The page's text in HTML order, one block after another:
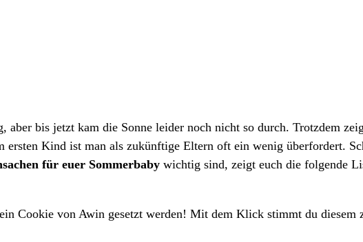
aber bis jetzt kam die Sonne leider noch nicht so durch. Trotzdem
ersten Kind ist man als zukünftige Eltern oft ein wenig überfordert.
für euer Sommerbaby wichtig sind, zeigt euch die folgende
Cookie von Awin gesetzt werden! Mit dem Klick stimmt du diesem